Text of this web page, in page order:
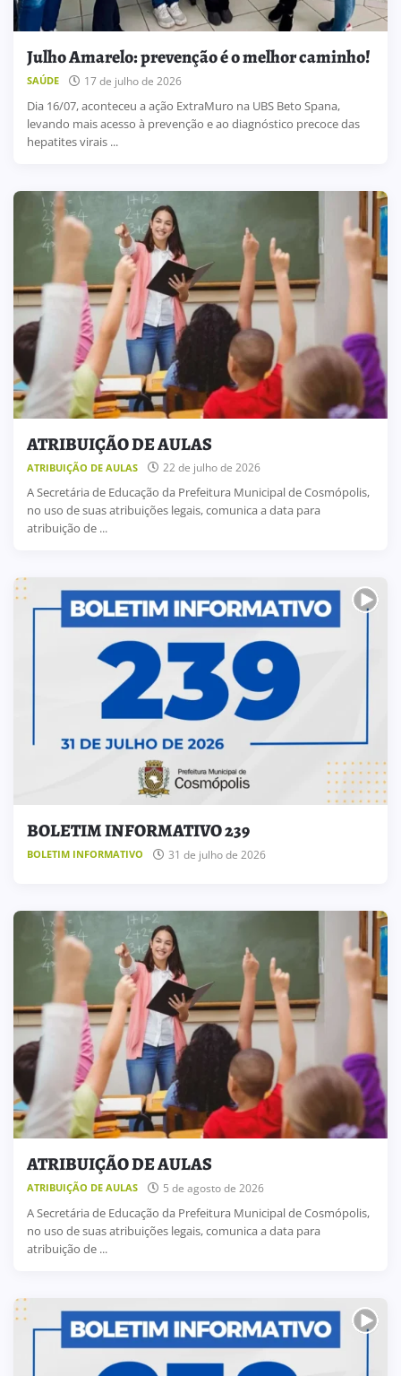
Julho Amarelo: prevenção é o melhor caminho!
SAÚDE 17 de julho de 2026
Dia 16/07, aconteceu a ação ExtraMuro na UBS Beto Spana,
levando mais acesso à prevenção e ao diagnóstico precoce das
hepatites virais ...
ATRIBUIÇÃO DE AULAS
ATRIBUIÇÃO DE AULAS 22 de julho de 2026
A Secretária de Educação da Prefeitura Municipal de Cosmópolis,
no uso de suas atribuições legais, comunica a data para
atribuição de ...
BOLETIM INFORMATIVO 239
BOLETIM INFORMATIVO 31 de julho de 2026
ATRIBUIÇÃO DE AULAS
ATRIBUIÇÃO DE AULAS 5 de agosto de 2026
A Secretária de Educação da Prefeitura Municipal de Cosmópolis,
no uso de suas atribuições legais, comunica a data para
atribuição de ...